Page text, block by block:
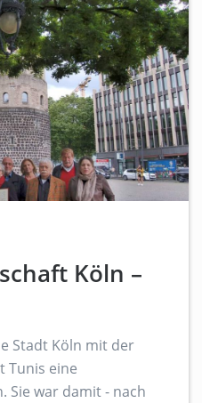
Köln –
Stadt Köln mit der
Tunis eine
Sie war damit - nach